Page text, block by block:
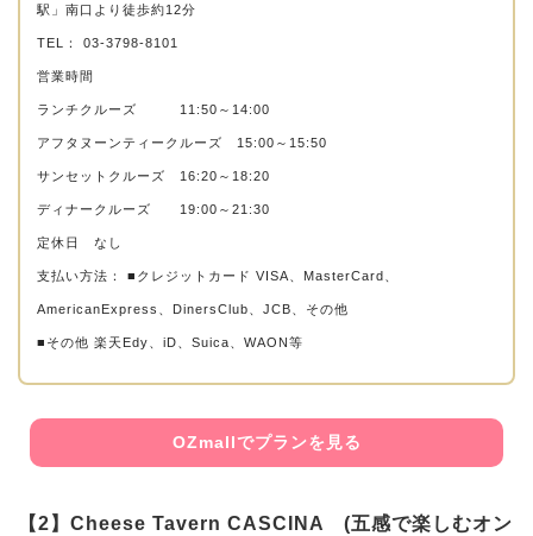
駅」南口より徒歩約12分
TEL： 03-3798-8101
営業時間
ランチクルーズ 11:50～14:00
アフタヌーンティークルーズ 15:00～15:50
サンセットクルーズ 16:20～18:20
ディナークルーズ 19:00～21:30
定休日 なし
支払い方法： ■クレジットカード VISA、MasterCard、
AmericanExpress、DinersClub、JCB、その他
■その他 楽天Edy、iD、Suica、WAON等
OZmallでプランを見る
【2】Cheese Tavern CASCINA (五感で楽しむオン